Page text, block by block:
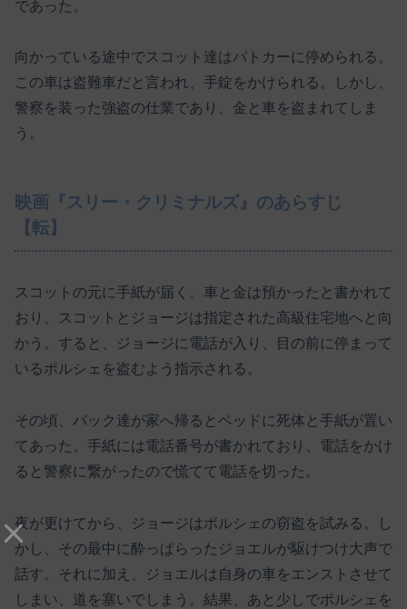
であった。
向かっている途中でスコット達はパトカーに停められる。
この車は盗難車だと言われ、手錠をかけられる。しかし、
警察を装った強盗の仕業であり、金と車を盗まれてしま
う。
映画『スリー・クリミナルズ』のあらすじ
【転】
スコットの元に手紙が届く。車と金は預かったと書かれて
おり、スコットとジョージは指定された高級住宅地へと向
かう。すると、ジョージに電話が入り、目の前に停まって
いるポルシェを盗むよう指示される。
その頃、バック達が家へ帰るとベッドに死体と手紙が置い
てあった。手紙には電話番号が書かれており、電話をかけ
ると警察に繋がったので慌てて電話を切った。
夜が更けてから、ジョージはポルシェの窃盗を試みる。し
かし、その最中に酔っぱらったジョエルが駆けつけ大声で
話す。それに加え、ジョエルは自身の車をエンストさせて
しまい、道を塞いでしまう。結果、あと少しでポルシェを